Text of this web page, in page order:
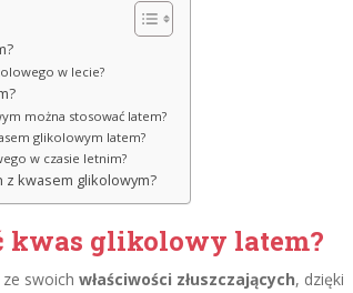
w lecie?
można stosować latem?
glikolowym latem?
w czasie letnim?
z kwasem glikolowym?
kwas glikolowy latem?
ze swoich właściwości złuszczających, dzięki